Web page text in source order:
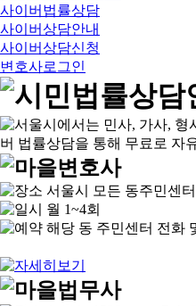
사이버법률상담
사이버상담안내
사이버상담신청
변호사로그인
서울시 모든 동주민센터
월 1~4회
해당 동 주민센터 전화